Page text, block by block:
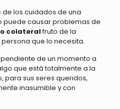
los cuidados de una
puede causar problemas de
colateralfruto de la
persona que lo necesita.
de un momento a
que está totalmente a la
para sus seres queridos,
inasumible y con